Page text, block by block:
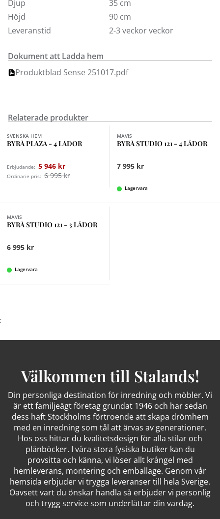
Djup
35 cm
Höjd
90 cm
Leveranstid
2-3 veckor veckor
Dokument att Ladda hem
Produktblad Sense 251017.pdf
Relaterade produkter
Finns i fler val (2)
SVENSKA HEM
BYRÅ PLAZA - 4 LÅDOR
Erbjudande: 5 946 kr
Ordinarie pris: 6 995 kr
MAVIS
BYRÅ STUDIO 121 - 4 LÅDOR
7 995 kr
Lagervara
MAVIS
BYRÅ STUDIO 121 - 3 LÅDOR
6 995 kr
Lagervara
;
Välkommen till Stalands!
Din personliga destination för inredning och möbler. Vi
är ett familjeägt företag grundat 1946 och har sedan
dess haft Stockholms förtroende att skapa drömhem
med en inredning som tål att ärvas av generationer.
Hos oss hittar du kvalitetsdesign för alla stilar och
plånböcker. I våra stora fysiska butiker kan du
provsitta och känna, vi löser allt krångel med
hemleverans, montering och emballage. Genom vår
hemsida erbjuder vi trygga leveranser till hela Sverige.
Oavsett vart du önskar handla så erbjuder vi personlig
och trygg service som underlättar din vardag.